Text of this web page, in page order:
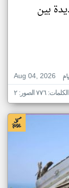
بين
Aug 04, 2026
٧٧٦ الصور: ٢